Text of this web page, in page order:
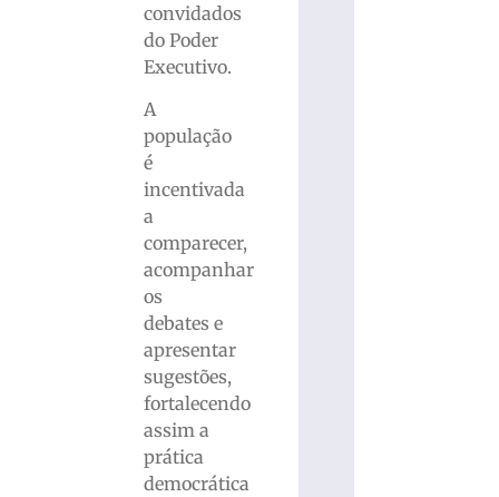
convidados
do Poder
Executivo.
A
população
é
incentivada
a
comparecer,
acompanhar
os
debates e
apresentar
sugestões,
fortalecendo
assim a
prática
democrática